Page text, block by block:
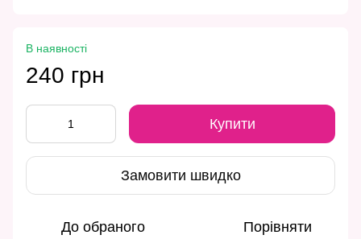
В наявності
240 грн
Купити
Замовити швидко
До обраного Порівняти